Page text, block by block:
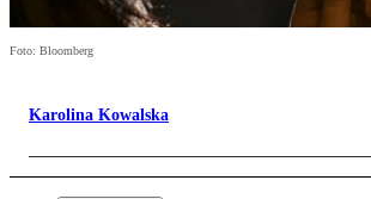
Foto: Bloomberg
Karolina Kowalska